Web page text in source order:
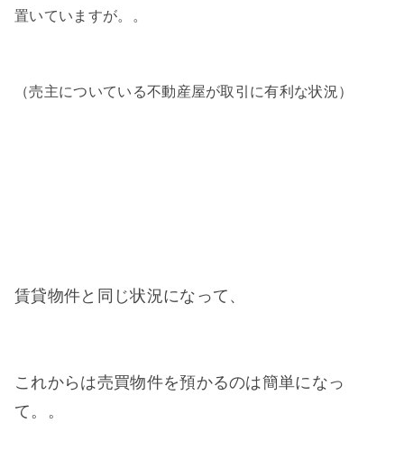
置いていますが。。
（売主についている不動産屋が取引に有利な状況）
賃貸物件と同じ状況になって、
これからは売買物件を預かるのは簡単になっ
て。。